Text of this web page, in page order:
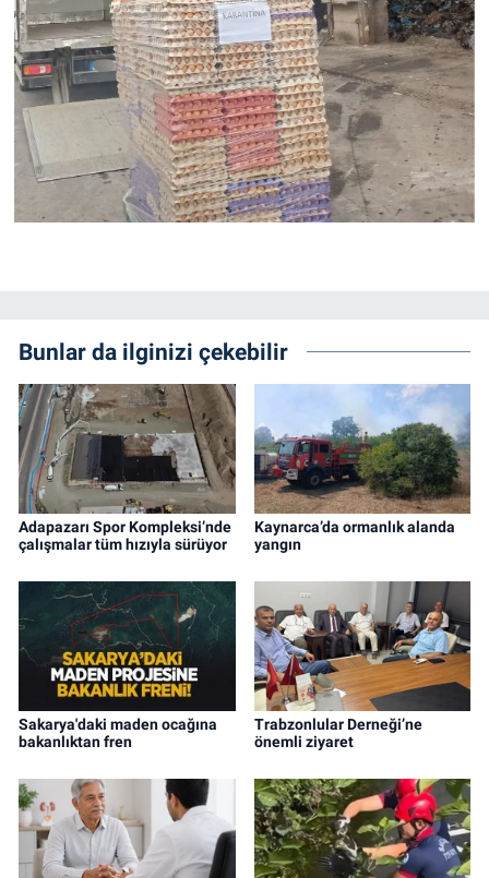
Bunlar da ilginizi çekebilir
Adapazarı Spor Kompleksi’nde
çalışmalar tüm hızıyla sürüyor
Kaynarca’da ormanlık alanda
yangın
Sakarya'daki maden ocağına
bakanlıktan fren
Trabzonlular Derneği’ne
önemli ziyaret